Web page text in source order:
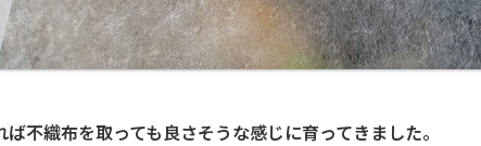
ば不織布を取っても良さそうな感じに育ってきました。